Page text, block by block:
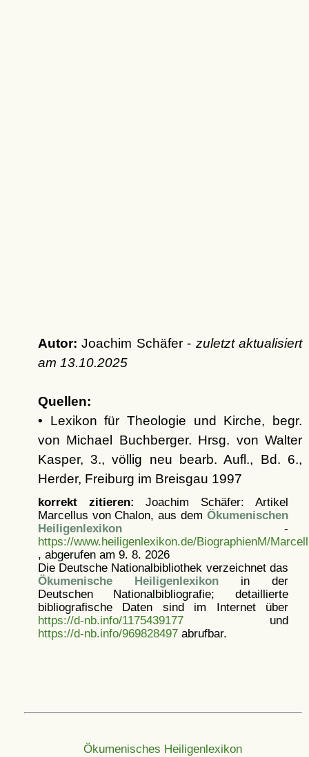
Autor: Joachim Schäfer - zuletzt aktualisiert
am 13.10.2025
Quellen:
• Lexikon für Theologie und Kirche, begr.
von Michael Buchberger. Hrsg. von Walter
Kasper, 3., völlig neu bearb. Aufl., Bd. 6.,
Herder, Freiburg im Breisgau 1997
korrekt zitieren: Joachim Schäfer: Artikel
Marcellus von Chalon, aus dem Ökumenischen
Heiligenlexikon-
https://www.heiligenlexikon.de/BiographienM/
, abgerufen am 9. 8. 2026
Die Deutsche Nationalbibliothek verzeichnet das
Ökumenische Heiligenlexikonin der
Deutschen Nationalbibliografie; detaillierte
bibliografische Daten sind im Internet über
https://d-nb.info/1175439177und
https://d-nb.info/969828497abrufbar.
Ökumenisches Heiligenlexikon